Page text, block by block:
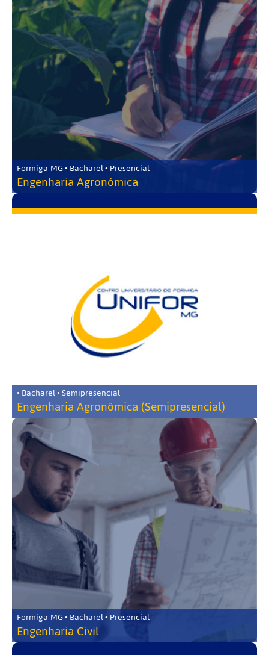
Formiga-MG • Bacharel • Presencial
Engenharia Agronômica
• Bacharel • Semipresencial
Engenharia Agronômica (Semipresencial)
Formiga-MG • Bacharel • Presencial
Engenharia Civil